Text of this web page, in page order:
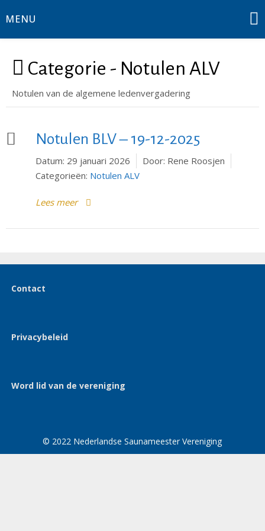
naar
MENU
Categorie - Notulen ALV
Notulen van de algemene ledenvergadering
Notulen BLV – 19-12-2025
Datum: 29 januari 2026 Door: Rene Roosjen
Categorieën: Notulen ALV
Lees meer
Contact
Privacybeleid
Word lid van de vereniging
© 2022 Nederlandse Saunameester Vereniging